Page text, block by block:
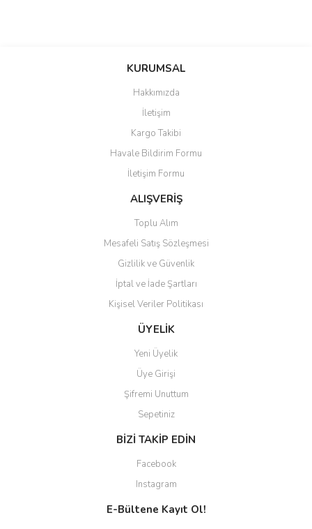
KURUMSAL
Hakkımızda
İletişim
Kargo Takibi
Havale Bildirim Formu
İletişim Formu
ALIŞVERİŞ
Toplu Alım
Mesafeli Satış Sözleşmesi
Gizlilik ve Güvenlik
İptal ve İade Şartları
Kişisel Veriler Politikası
ÜYELİK
Yeni Üyelik
Üye Girişi
Şifremi Unuttum
Sepetiniz
BİZİ TAKİP EDİN
Facebook
Instagram
E-Bültene Kayıt Ol!